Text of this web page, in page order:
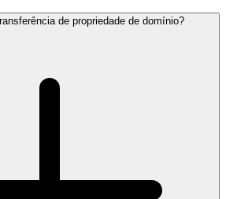
de propriedade de domínio?